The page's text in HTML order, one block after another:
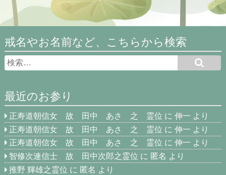
戒名やお名前など、こちらから検索
最近のお参り
正寿道朝信女 故 田中 あさ 之 霊位 に伸一 より
正寿道朝信女 故 田中 あさ 之 霊位 に伸一 より
正寿道朝信女 故 田中 あさ 之 霊位 に伸一 より
智修次連信士 故 田中次郎之霊位 に 匿名 より
推野 輝雄之霊位 に 匿名 より